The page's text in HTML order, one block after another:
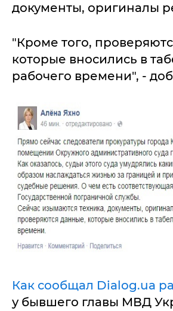
документы, оригиналы
"Кроме того,
которые вносились в
рабочего времени", -
Как сообщал Dialog.ua
у бывшего главы МВД